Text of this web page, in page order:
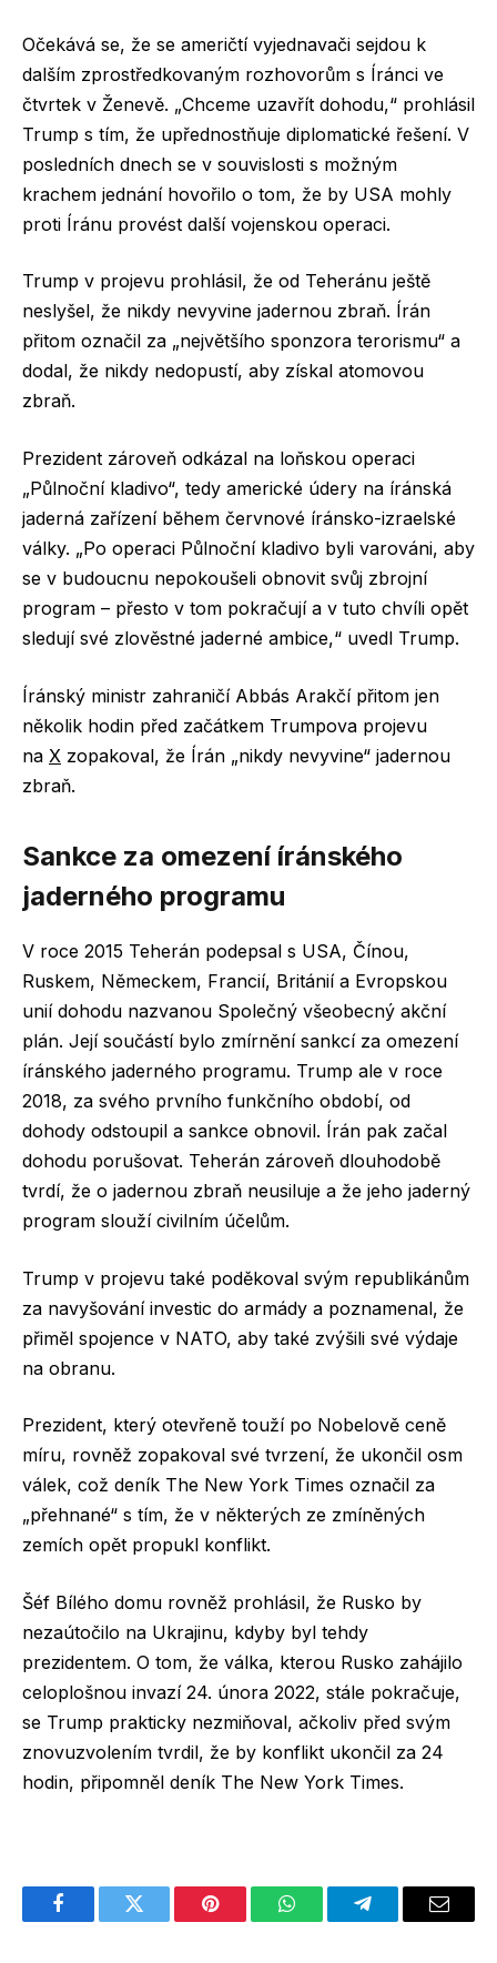
Očekává se, že se američtí vyjednavači sejdou k
dalším zprostředkovaným rozhovorům s Íránci ve
čtvrtek v Ženevě. „Chceme uzavřít dohodu,“ prohlásil
Trump s tím, že upřednostňuje diplomatické řešení. V
posledních dnech se v souvislosti s možným
krachem jednání hovořilo o tom, že by USA mohly
proti Íránu provést další vojenskou operaci.
Trump v projevu prohlásil, že od Teheránu ještě
neslyšel, že nikdy nevyvine jadernou zbraň. Írán
přitom označil za „největšího sponzora terorismu“ a
dodal, že nikdy nedopustí, aby získal atomovou
zbraň.
Prezident zároveň odkázal na loňskou operaci
„Půlnoční kladivo“, tedy americké údery na íránská
jaderná zařízení během červnové íránsko-izraelské
války. „Po operaci Půlnoční kladivo byli varováni, aby
se v budoucnu nepokoušeli obnovit svůj zbrojní
program – přesto v tom pokračují a v tuto chvíli opět
sledují své zlověstné jaderné ambice,“ uvedl Trump.
Íránský ministr zahraničí Abbás Arakčí přitom jen
několik hodin před začátkem Trumpova projevu
na X zopakoval, že Írán „nikdy nevyvine“ jadernou
zbraň.
Sankce za omezení íránského
jaderného programu
V roce 2015 Teherán podepsal s USA, Čínou,
Ruskem, Německem, Francií, Británií a Evropskou
unií dohodu nazvanou Společný všeobecný akční
plán. Její součástí bylo zmírnění sankcí za omezení
íránského jaderného programu. Trump ale v roce
2018, za svého prvního funkčního období, od
dohody odstoupil a sankce obnovil. Írán pak začal
dohodu porušovat. Teherán zároveň dlouhodobě
tvrdí, že o jadernou zbraň neusiluje a že jeho jaderný
program slouží civilním účelům.
Trump v projevu také poděkoval svým republikánům
za navyšování investic do armády a poznamenal, že
přiměl spojence v NATO, aby také zvýšili své výdaje
na obranu.
Prezident, který otevřeně touží po Nobelově ceně
míru, rovněž zopakoval své tvrzení, že ukončil osm
válek, což deník The New York Times označil za
„přehnané“ s tím, že v některých ze zmíněných
zemích opět propukl konflikt.
Šéf Bílého domu rovněž prohlásil, že Rusko by
nezaútočilo na Ukrajinu, kdyby byl tehdy
prezidentem. O tom, že válka, kterou Rusko zahájilo
celoplošnou invazí 24. února 2022, stále pokračuje,
se Trump prakticky nezmiňoval, ačkoliv před svým
znovuzvolením tvrdil, že by konflikt ukončil za 24
hodin, připomněl deník The New York Times.
FacebookTwitter Pinterest WhatsAppTelegramEmail